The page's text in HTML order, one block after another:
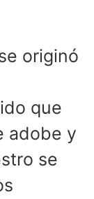
originó
que
adobe y
se